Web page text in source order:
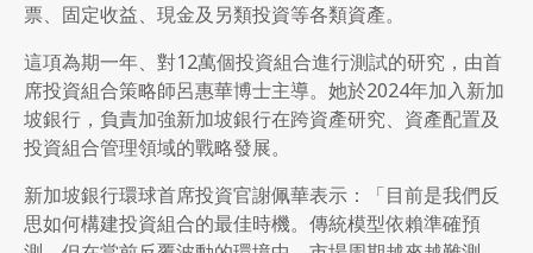
票、固定收益、現金及另類投資等各類資產。
這項為期一年、對12萬個投資組合進行測試的研究，由首
席投資組合策略師呂惠華博士主導。她於2024年加入新加
坡銀行，負責加強新加坡銀行在跨資產研究、資產配置及
投資組合管理領域的戰略發展。
新加坡銀行環球首席投資官謝佩華表示：「目前是我們反
思如何構建投資組合的最佳時機。傳統模型依賴準確預